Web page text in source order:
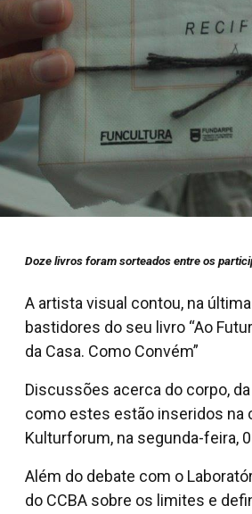
Doze livros foram sorteados entre os
A artista visual contou, na
bastidores do seu livro “Ao
da Casa. Como Convém”
Discussões acerca do corpo,
como estes estão inseridos na
Kulturforum, na segunda-feira,
Além do debate com o
do CCBA sobre os limites e